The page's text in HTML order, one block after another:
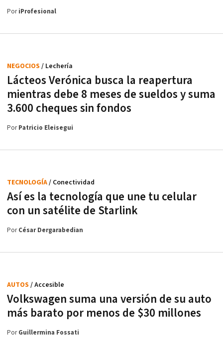
PoriProfesional
Lácteos Verónica busca la reapertura
mientras debe 8 meses de sueldos y suma
3.600 cheques sin fondos
NEGOCIOS / Lechería
PorPatricio Eleisegui
Así es la tecnología que une tu celular
con un satélite de Starlink
TECNOLOGÍA/ Conectividad
PorCésar Dergarabedian
Volkswagen suma una versión de su auto
más barato por menos de $30 millones
AUTOS / Accesible
PorGuillermina Fossati